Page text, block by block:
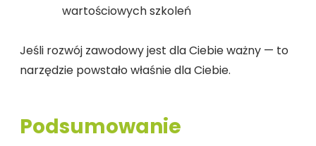
wartościowych szkoleń
Jeśli rozwój zawodowy jest dla Ciebie ważny — to
narzędzie powstało właśnie dla Ciebie.
Podsumowanie